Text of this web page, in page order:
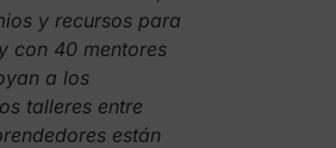
y recursos para
con 40 mentores
a los
talleres entre
están